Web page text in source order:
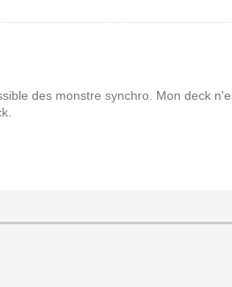
des monstre synchro. Mon deck